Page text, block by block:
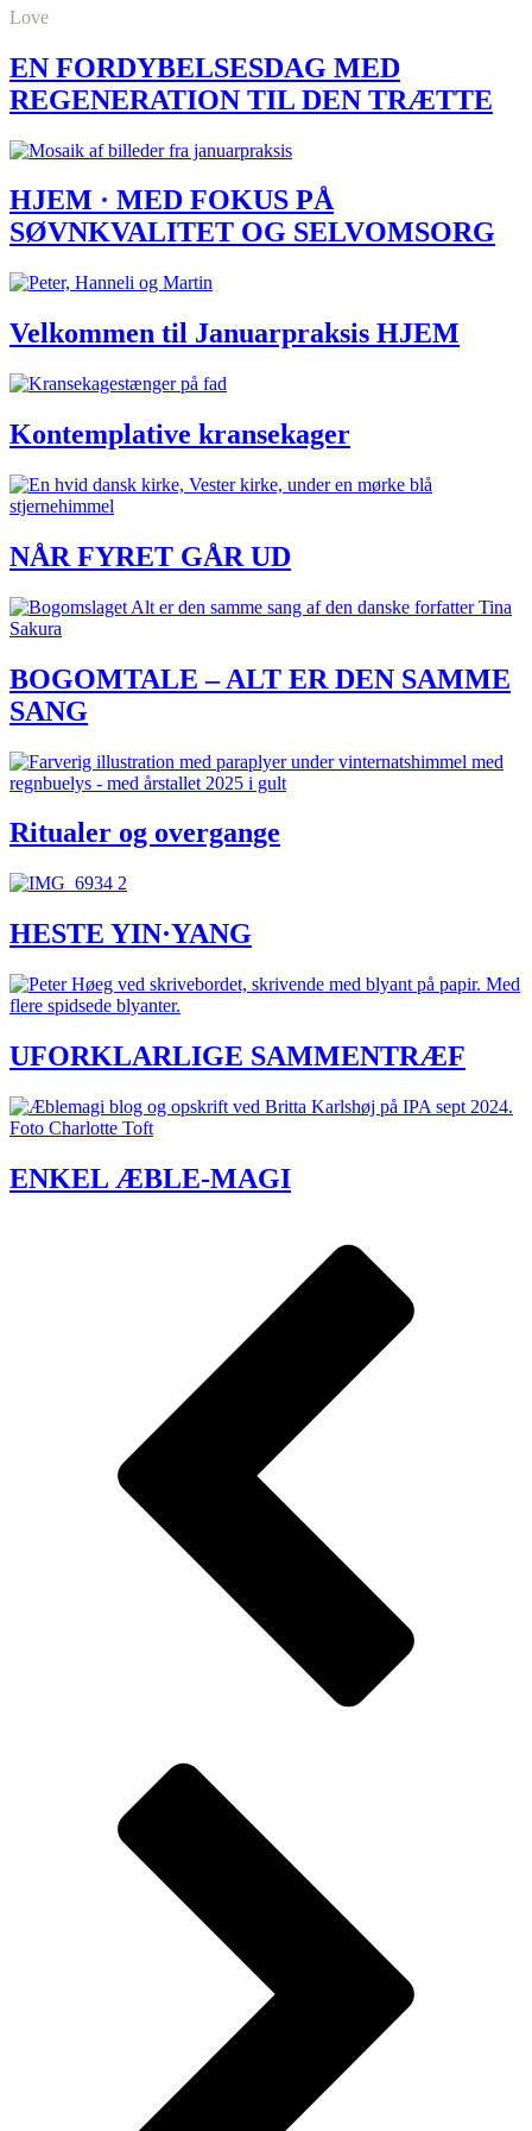
Love
EN FORDYBELSESDAG MED
REGENERATION TIL DEN TRÆTTE
HJEM · MED FOKUS PÅ
SØVNKVALITET OG SELVOMSORG
Velkommen til Januarpraksis HJEM
Kontemplative kransekager
NÅR FYRET GÅR UD
BOGOMTALE – ALT ER DEN SAMME
SANG
Ritualer og overgange
HESTE YIN·YANG
UFORKLARLIGE SAMMENTRÆF
ENKEL ÆBLE-MAGI